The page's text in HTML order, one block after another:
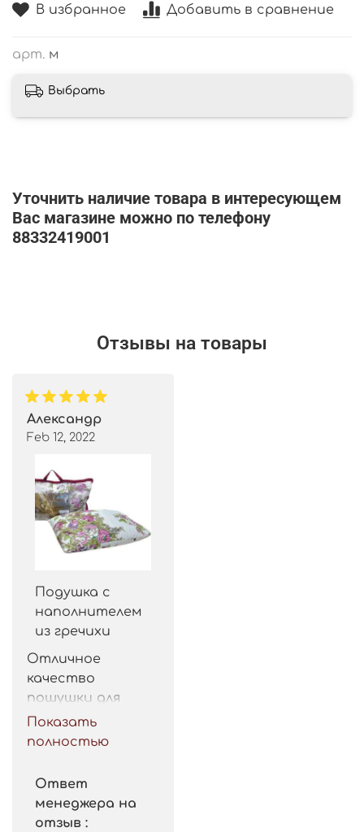
В избранное Добавить в сравнение
арт. м
Выбрать
Уточнить наличие товара в интересующем
Вас магазине можно по телефону
88332419001
Отзывы на товары
Александр
Feb 12, 2022
Подушка с
наполнителем
из гречихи
Отличное
качество
пошушки для
такой цены.
Рекомендую.
Показать
полностью
Ответ
менеджера на
отзыв :